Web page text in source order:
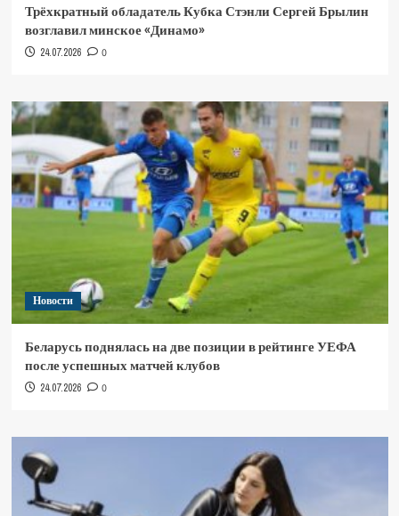
Трёхкратный обладатель Кубка Стэнли Сергей Брылин
возглавил минское «Динамо»
24.07.2026 0
Новости
Беларусь поднялась на две позиции в рейтинге УЕФА
после успешных матчей клубов
24.07.2026 0